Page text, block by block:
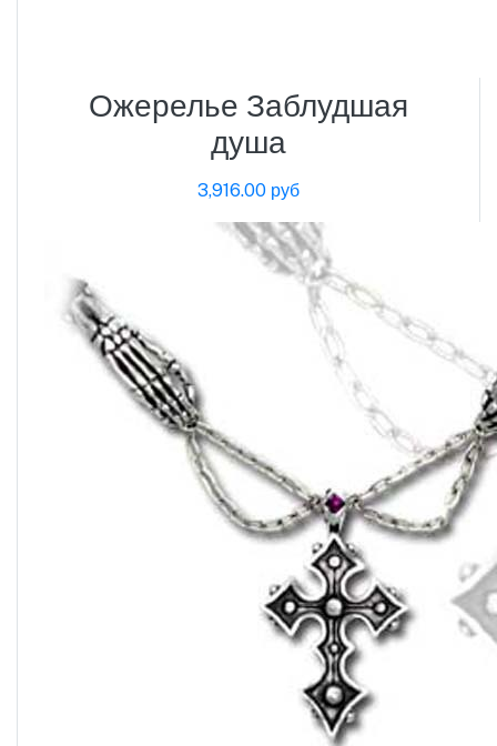
Ожерелье Заблудшая
душа
3,916.00 руб